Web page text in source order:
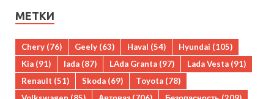
МЕТКИ
Chery (76) Geely (63) Haval (54) Hyundai (105)
Kia (91) lada (87) LAda Granta (97) Lada Vesta (91)
Renault (51) Skoda (69) Toyota (78)